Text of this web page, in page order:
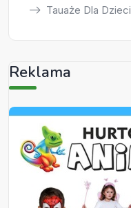
Tauaże Dla Dzieci
Reklama